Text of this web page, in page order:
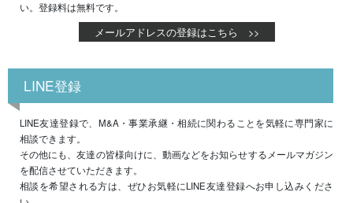
い。登録料は無料です。
メールアドレスの登録はこちら >>
LINE登録
LINE友達登録で、M&A・事業承継・相続に関わることを気軽に専門家に
相談できます。
その他にも、友達の皆様向けに、動画などをお知らせするメールマガジン
を配信させていただきます。
相談を希望される方は、ぜひお気軽にLINE友達登録へお申し込みくださ